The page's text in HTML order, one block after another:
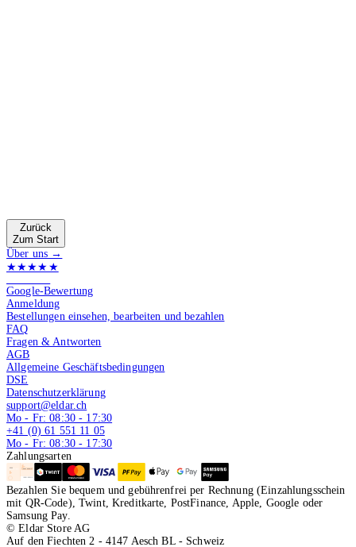
Zurück
Zum Start
Über uns →
★★★★★
Google-Bewertung
Anmeldung
Bestellungen einsehen, bearbeiten und bezahlen
FAQ
Fragen & Antworten
AGB
Allgemeine Geschäftsbedingungen
DSE
Datenschutzerklärung
support@eldar.ch
Mo - Fr: 08:30 - 17:30
+41 (0) 61 551 11 05
Mo - Fr: 08:30 - 17:30
Zahlungsarten
Bezahlen Sie bequem und gebührenfrei per Rechnung (Einzahlungsschein
mit QR-Code), Twint, Kreditkarte, PostFinance, Apple, Google oder
Samsung Pay.
© Eldar Store AG
Auf den Fiechten 2 - 4147 Aesch BL - Schweiz